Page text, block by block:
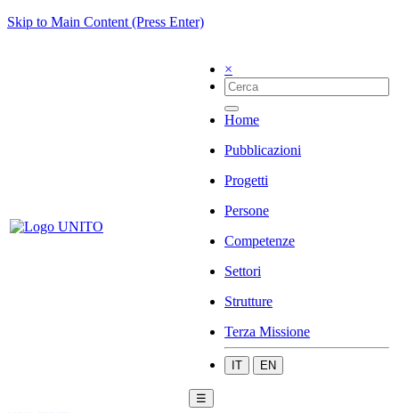
Skip to Main Content (Press Enter)
×
Home
Pubblicazioni
Progetti
Persone
Competenze
Settori
Strutture
Terza Missione
IT EN
☰